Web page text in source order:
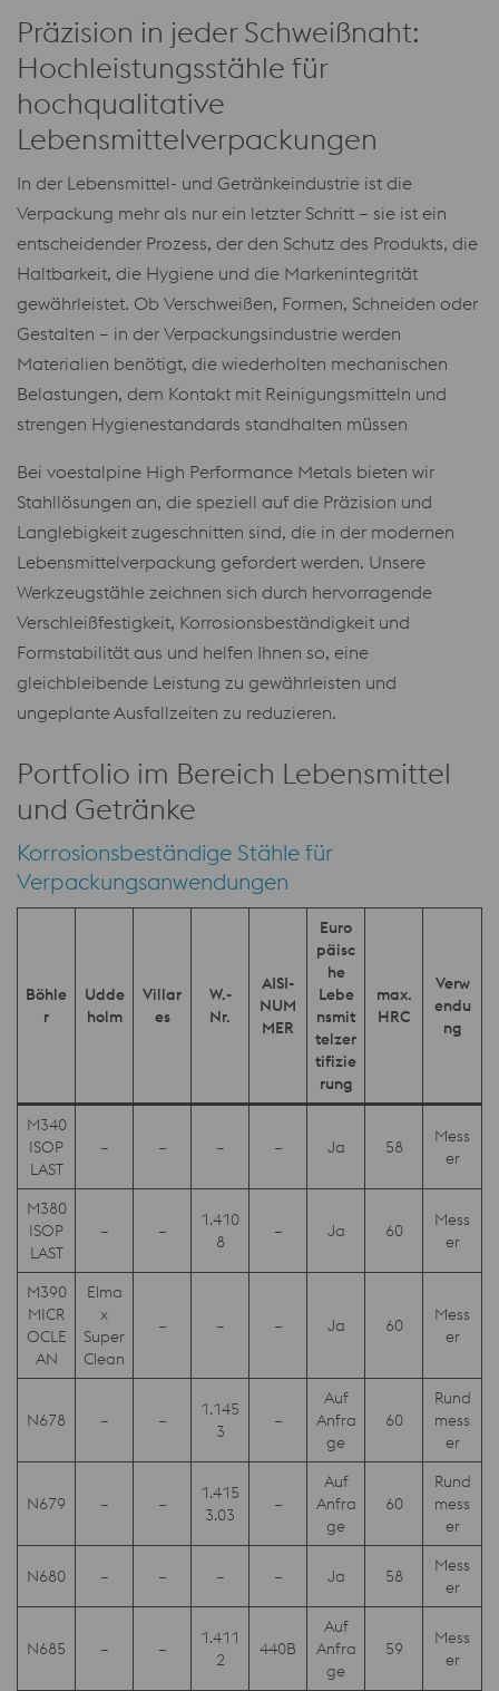
Präzision in jeder Schweißnaht:
Hochleistungsstähle für
hochqualitative
Lebensmittelverpackungen
In der Lebensmittel- und Getränkeindustrie ist die
Verpackung mehr als nur ein letzter Schritt – sie ist ein
entscheidender Prozess, der den Schutz des Produkts, die
Haltbarkeit, die Hygiene und die Markenintegrität
gewährleistet. Ob Verschweißen, Formen, Schneiden oder
Gestalten – in der Verpackungsindustrie werden
Materialien benötigt, die wiederholten mechanischen
Belastungen, dem Kontakt mit Reinigungsmitteln und
strengen Hygienestandards standhalten müssen
Bei voestalpine High Performance Metals bieten wir
Stahllösungen an, die speziell auf die Präzision und
Langlebigkeit zugeschnitten sind, die in der modernen
Lebensmittelverpackung gefordert werden. Unsere
Werkzeugstähle zeichnen sich durch hervorragende
Verschleißfestigkeit, Korrosionsbeständigkeit und
Formstabilität aus und helfen Ihnen so, eine
gleichbleibende Leistung zu gewährleisten und
ungeplante Ausfallzeiten zu reduzieren.
Portfolio im Bereich Lebensmittel
und Getränke
Korrosionsbeständige Stähle für
Verpackungsanwendungen
Böhle
r
Udde
holm
Villar
es
W.-
Nr.
AISI-
NUM
MER
Euro
päisc
he
Lebe
nsmit
telzer
tifizie
rung
max.
HRC
Verw
endu
ng
M340
ISOP
LAST
– – – – Ja 58
Mess
er
M380
ISOP
LAST
– –
1.410
8
– Ja 60
Mess
er
M390
MICR
OCLE
AN
Elma
x
Super
Clean
– – – Ja 60
Mess
er
N678 – –
1.145
3
–
Auf
Anfra
ge
60
Rund
mess
er
N679 – –
1.415
3.03
–
Auf
Anfra
ge
60
Rund
mess
er
N680 – – – – Ja 58
Mess
er
N685 – –
1.411
2
440B
Auf
Anfra
ge
59
Mess
er